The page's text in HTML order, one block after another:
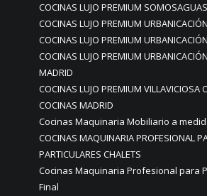
COCINAS LUJO PREMIUM
COCINAS LUJO PREMIUM
COCINAS LUJO PREMIUM
COCINAS LUJO PREMIUM
MADRID
COCINAS LUJO PREMIUM VILLAVICIOSA
COCINAS MADRID
Cocinas Maquinaria Mobiliario a
COCINAS MAQUINARIA PROFESIONAL
PARTICULARES CHALETS
Cocinas Maquinaria Profesional para
Final